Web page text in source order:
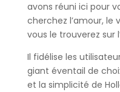
avons réuni ici pour
cherchez l’amour, le
vous le trouverez sur
Il fidélise les
giant éventail de
et la simplicité de